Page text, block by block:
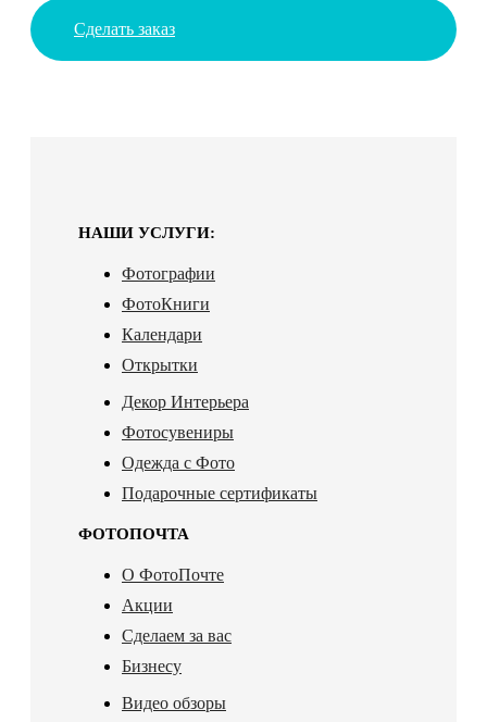
Сделать заказ
НАШИ УСЛУГИ:
Фотографии
ФотоКниги
Календари
Открытки
Декор Интерьера
Фотосувениры
Одежда с Фото
Подарочные сертификаты
ФОТОПОЧТА
О ФотоПочте
Акции
Сделаем за вас
Бизнесу
Видео обзоры